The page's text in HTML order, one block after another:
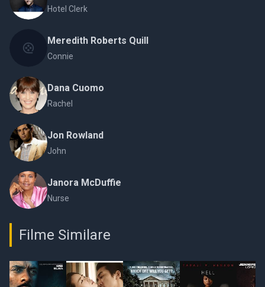
Hotel Clerk
Meredith Roberts Quill
Connie
Dana Cuomo
Rachel
Jon Rowland
John
Janora McDuffie
Nurse
Filme Similare